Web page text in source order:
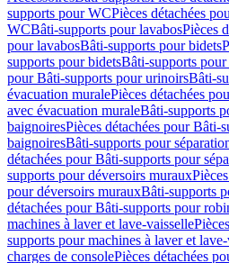
supports pour WCPièces détachées
WCBâti-supports pour lavabosPièces
pour lavabosBâti-supports pour bidets
supports pour bidetsBâti-supports
pour Bâti-supports pour urinoirsBâti-
évacuation muralePièces détachées
avec évacuation muraleBâti-supports
baignoiresPièces détachées pour Bâti-
baignoiresBâti-supports pour
détachées pour Bâti-supports pour
supports pour déversoirs muraux
pour déversoirs murauxBâti-supports
détachées pour Bâti-supports pour
machines à laver et lave-vaisselle
supports pour machines à laver et
charges de consolePièces détachées